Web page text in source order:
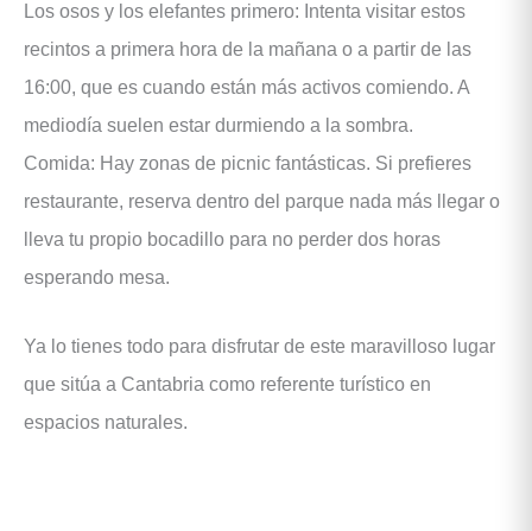
Los osos y los elefantes primero: Intenta visitar estos
recintos a primera hora de la mañana o a partir de las
16:00, que es cuando están más activos comiendo. A
mediodía suelen estar durmiendo a la sombra.
Comida: Hay zonas de picnic fantásticas. Si prefieres
restaurante, reserva dentro del parque nada más llegar o
lleva tu propio bocadillo para no perder dos horas
esperando mesa.
Ya lo tienes todo para disfrutar de este maravilloso lugar
que sitúa a Cantabria como referente turístico en
espacios naturales.